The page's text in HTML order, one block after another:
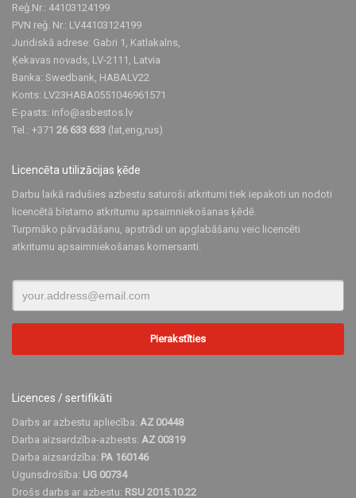
Reģ.Nr.: 44103124199
PVN reģ. Nr.: LV44103124199
Juridiskā adrese: Gabri 1, Katlakalns,
Ķekavas novads, LV-2111, Latvia
Banka: Swedbank, HABALV22
Konts: LV23HABA0551046961571
E-pasts: info@asbestos.lv
Tel.: +371 26 633 633 (lat,eng,rus)
Licencēta utilizācijas ķēde
Darbu laikā radušies azbestu saturoši atkritumi tiek iepakoti un nodoti
licencētā bīstamo atkritumu apsaimniekošanas ķēdē.
Turpmāko pārvadāšanu, apstrādi un apglabāšanu veic licencēti
atkritumu apsaimniekošanas komersanti.
Licences / sertifikāti
Darbs ar azbestu apliecība: AZ 00448
Darba aizsardzība-azbests: AZ 00319
Darba aizsardzība: PA 160146
Ugunsdrošība: UG 00734
Drošs darbs ar azbestu: RSU 2015.10.22